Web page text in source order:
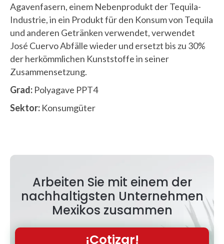
Agavenfasern, einem Nebenprodukt der Tequila-
Industrie, in ein Produkt für den Konsum von Tequila
und anderen Getränken verwendet, verwendet
José Cuervo Abfälle wieder und ersetzt bis zu 30%
der herkömmlichen Kunststoffe in seiner
Zusammensetzung.
Grad: Polyagave PPT4
Sektor: Konsumgüter
Arbeiten Sie mit einem der
nachhaltigsten Unternehmen
Mexikos zusammen
¡Cotizar!